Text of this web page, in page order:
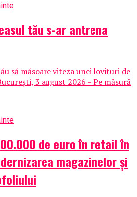
tău s-ar antrena
să măsoare viteza unei lovituri de
3 august 2026 – Pe măsură
de euro în retail în
magazinelor și